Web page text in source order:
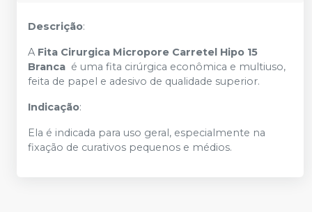
Descrição:
A Fita Cirurgica Micropore Carretel Hipo 15
Branca é uma fita cirúrgica econômica e multiuso,
feita de papel e adesivo de qualidade superior.
Indicação:
Ela é indicada para uso geral, especialmente na
fixação de curativos pequenos e médios.